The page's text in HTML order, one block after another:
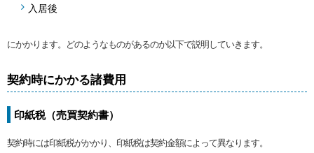
入居後
にかかります。どのようなものがあるのか以下で説明していきます。
契約時にかかる諸費用
印紙税（売買契約書）
契約時には印紙税がかかり、印紙税は契約金額によって異なります。